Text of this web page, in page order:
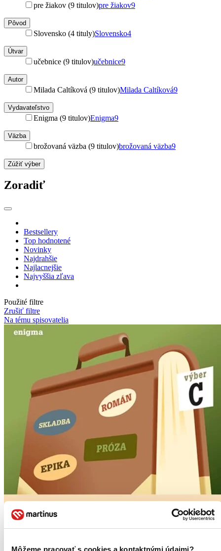
Môžeme pracovať s cookies a kontaktnými údajmi?
pre žiakov (9 titulov)pre žiakov9
Pôvod
Slovensko (4 tituly)Slovensko4
Útvar
učebnice (9 titulov)učebnice9
Autor
Milada Caltíková (9 titulov)Milada Caltíková9
Vydavateľstvo
Enigma (9 titulov)Enigma9
Väzba
brožovaná väzba (9 titulov)brožovaná väzba9
Zúžiť výber
Zoradiť
Bestsellery
Top hodnotené
Novinky
Najdrahšie
Najlacnejšie
Najvyššia zľava
Použité filtre
Zrušiť filtre
Na tému spisovatelia